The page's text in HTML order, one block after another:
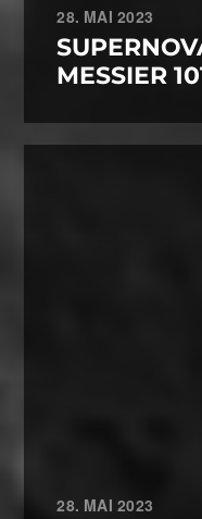
28. MAI 2023
MESSIER
28. MAI 2023